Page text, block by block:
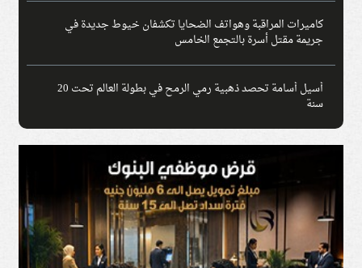
كاميرات المراقبة وهواتف الضحايا تكشفان خيوط جديدة في
جريمة مقتل أسرة بالتجمع الخامس
أسيل أسامة تحصد ذهبية رمي الرمح في بطولة العالم تحت 20
سنة